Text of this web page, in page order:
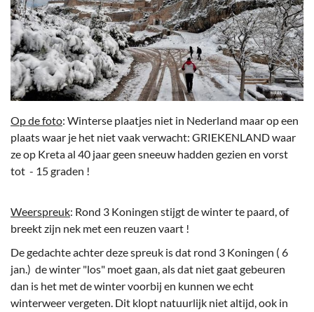
Op de foto: Winterse plaatjes niet in Nederland maar op een
plaats waar je het niet vaak verwacht: GRIEKENLAND waar
ze op Kreta al 40 jaar geen sneeuw hadden gezien en vorst
tot - 15 graden !
Weerspreuk: Rond 3 Koningen stijgt de winter te paard, of
breekt zijn nek met een reuzen vaart !
De gedachte achter deze spreuk is dat rond 3 Koningen ( 6
jan.) de winter "los" moet gaan, als dat niet gaat gebeuren
dan is het met de winter voorbij en kunnen we echt
winterweer vergeten. Dit klopt natuurlijk niet altijd, ook in